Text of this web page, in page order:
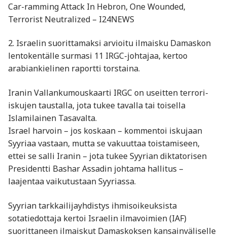
Car-ramming Attack In Hebron, One Wounded,
Terrorist Neutralized – I24NEWS
2. Israelin suorittamaksi arvioitu ilmaisku Damaskon
lentokentälle surmasi 11 IRGC-johtajaa, kertoo
arabiankielinen raportti torstaina.
Iranin Vallankumouskaarti IRGC on useitten terrori-
iskujen taustalla, jota tukee tavalla tai toisella
Islamilainen Tasavalta.
Israel harvoin – jos koskaan – kommentoi iskujaan
Syyriaa vastaan, mutta se vakuuttaa toistamiseen,
ettei se salli Iranin – jota tukee Syyrian diktatorisen
Presidentti Bashar Assadin johtama hallitus –
laajentaa vaikutustaan Syyriassa.
Syyrian tarkkailijayhdistys ihmisoikeuksista
sotatiedottaja kertoi Israelin ilmavoimien (IAF)
suorittaneen ilmaiskut Damaskoksen kansainväliselle